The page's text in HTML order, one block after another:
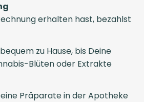
erhalten hast, bezahlst
zu Hause, bis Deine
Blüten oder Extrakte
Präparate in der Apotheke